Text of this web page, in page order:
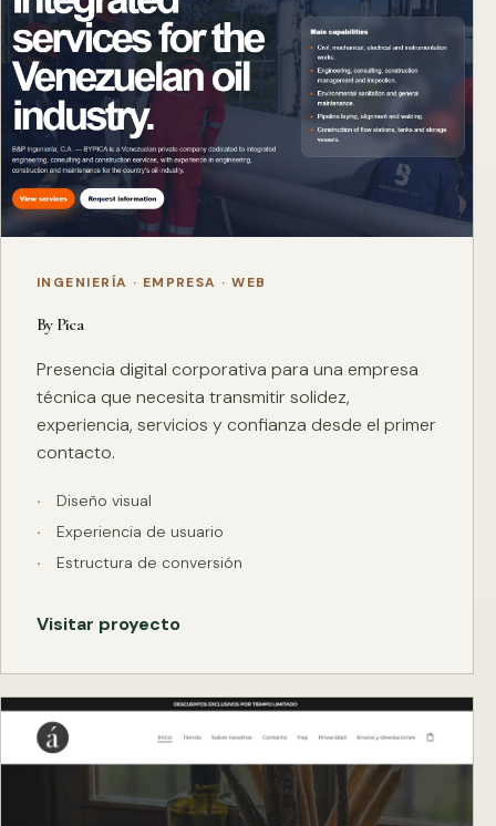
INGENIERÍA · EMPRESA · WEB
By Pica
Presencia digital corporativa para una empresa
técnica que necesita transmitir solidez,
experiencia, servicios y confianza desde el primer
contacto.
Diseño visual
Experiencia de usuario
Estructura de conversión
Visitar proyecto